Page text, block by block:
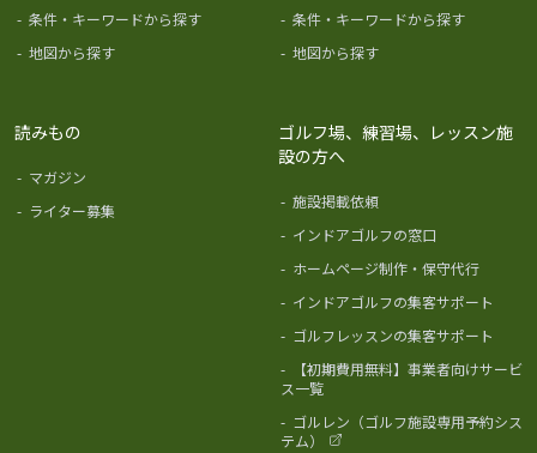
- 条件・キーワードから探す
- 地図から探す
- 条件・キーワードから探す
- 地図から探す
読みもの
- マガジン
- ライター募集
ゴルフ場、練習場、レッスン施
設の方へ
- 施設掲載依頼
- インドアゴルフの窓口
- ホームページ制作・保守代行
- インドアゴルフの集客サポート
- ゴルフレッスンの集客サポート
-
【初期費用無料】事業者向けサービ
ス一覧
- ゴルレン（ゴルフ施設専用予約シス
テム）